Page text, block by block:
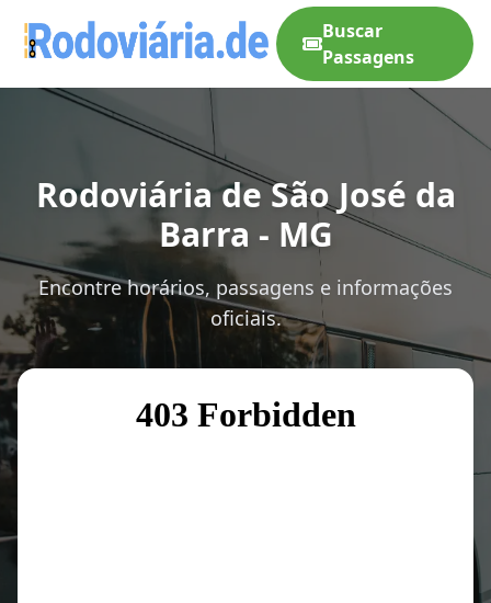
Buscar
Passagens
Rodoviária de São José da
Barra - MG
Encontre horários, passagens e informações
oficiais.